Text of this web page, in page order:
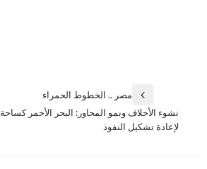
المقالات
المقالة
السابقة
مصر .. الخطوط الحمراء
المقالة
نشوء الأحلاف ونمو المحاور: البحر الأحمر كساحة
لإعادة تشكيل النفوذ